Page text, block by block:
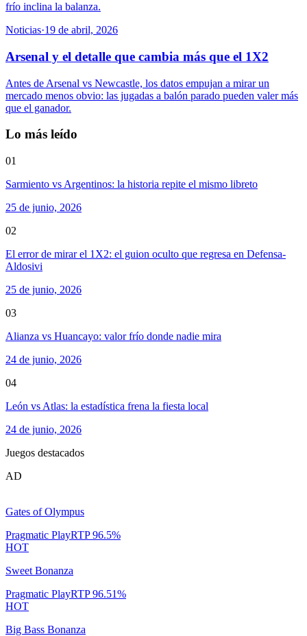
frío inclina la balanza.
Noticias·19 de abril, 2026
Arsenal y el detalle que cambia más que el 1X2
Antes de Arsenal vs Newcastle, los datos empujan a mirar un
mercado menos obvio: las jugadas a balón parado pueden valer más
que el ganador.
Lo más leído
01
Sarmiento vs Argentinos: la historia repite el mismo libreto
25 de junio, 2026
02
El error de mirar el 1X2: el guion oculto que regresa en Defensa-
Aldosivi
25 de junio, 2026
03
Alianza vs Huancayo: valor frío donde nadie mira
24 de junio, 2026
04
León vs Atlas: la estadística frena la fiesta local
24 de junio, 2026
Juegos destacados
AD
Gates of Olympus
Pragmatic PlayRTP96.5%
HOT
Sweet Bonanza
Pragmatic PlayRTP96.51%
HOT
Big Bass Bonanza